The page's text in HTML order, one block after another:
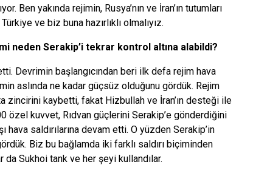
Ben yakında rejimin, Rusya’nın ve İran’ın tutumları
ve biz buna hazırlıklı olmalıyız.
neden Serakip’i tekrar kontrol altına alabildi?
Devrimin başlangıcından beri ilk defa rejim hava
aslında ne kadar güçsüz olduğunu gördük. Rejim
kaybetti, fakat Hizbullah ve İran’ın desteği ile
özel kuvvet, Rıdvan güçlerini Serakip’e gönderdiğini
saldırılarına devam etti. O yüzden Serakip’in
Biz bu bağlamda iki farklı saldırı biçiminden
da Sukhoi tank ve her şeyi kullandılar.